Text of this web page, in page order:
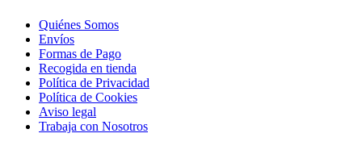
Quiénes Somos
Envíos
Formas de Pago
Recogida en tienda
Política de Privacidad
Política de Cookies
Aviso legal
Trabaja con Nosotros